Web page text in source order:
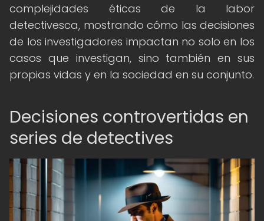
complejidades éticas de la labor
detectivesca, mostrando cómo las decisiones
de los investigadores impactan no solo en los
casos que investigan, sino también en sus
propias vidas y en la sociedad en su conjunto.
Decisiones controvertidas en
series de detectives